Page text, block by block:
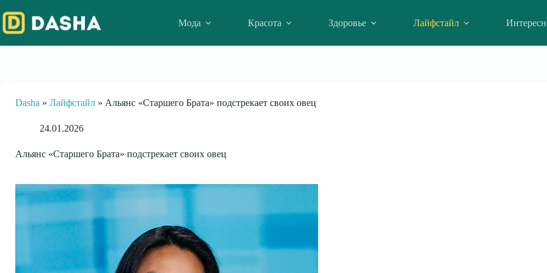
to
content
Мода Красота Здоровье Лайфстайл
Dasha » Лайфстайл » Альянс «Старшего Брата» подстрекает своих овец
24.01.2026
Альянс «Старшего Брата» подстрекает своих овец